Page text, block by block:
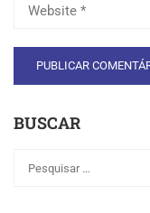
BUSCAR